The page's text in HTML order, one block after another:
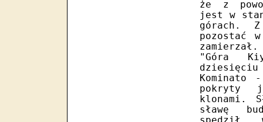
że z
jest w
górach.
pozostać
zamierzał.
"Góra
Kominato
pokryty
klonami.
sławę